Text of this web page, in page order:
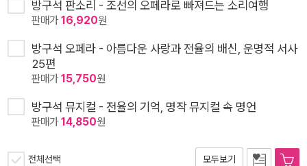
방구석 판소리 - 조선의 오페라로 빠져드는 소리여행
판매가16,920원
방구석 오페라 - 아름다운 사랑과 전율의 배신, 운명적 서사
25편
판매가15,750원
방구석 뮤지컬 - 전율의 기억, 명작 뮤지컬 속 명언
판매가14,850원
전체선택 모두보기